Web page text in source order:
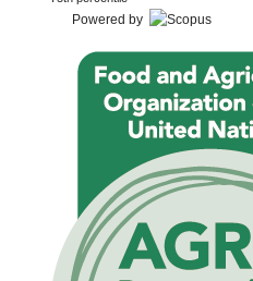
Powered by